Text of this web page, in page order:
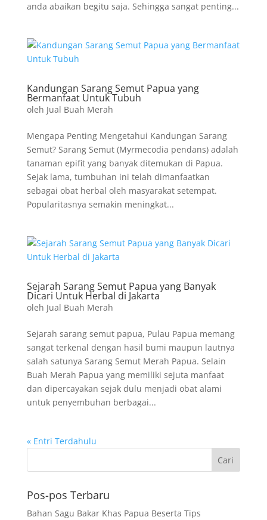
anda abaikan begitu saja. Sehingga sangat penting...
Kandungan Sarang Semut Papua yang
Bermanfaat Untuk Tubuh
oleh Jual Buah Merah
Mengapa Penting Mengetahui Kandungan Sarang
Semut? Sarang Semut (Myrmecodia pendans) adalah
tanaman epifit yang banyak ditemukan di Papua.
Sejak lama, tumbuhan ini telah dimanfaatkan
sebagai obat herbal oleh masyarakat setempat.
Popularitasnya semakin meningkat...
Sejarah Sarang Semut Papua yang Banyak
Dicari Untuk Herbal di Jakarta
oleh Jual Buah Merah
Sejarah sarang semut papua, Pulau Papua memang
sangat terkenal dengan hasil bumi maupun lautnya
salah satunya Sarang Semut Merah Papua. Selain
Buah Merah Papua yang memiliki sejuta manfaat
dan dipercayakan sejak dulu menjadi obat alami
untuk penyembuhan berbagai...
« Entri Terdahulu
Pos-pos Terbaru
Bahan Sagu Bakar Khas Papua Beserta Tips